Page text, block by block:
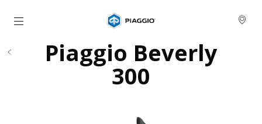
Pojdi na glavno vsebino
Piaggio Beverly
300